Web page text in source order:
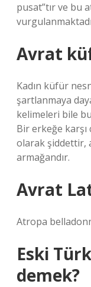
pusat”tır ve bu
Avrat
Kadın küfür
şartlanmaya
kelimeleri bile
Bir erkeğe
olarak şiddettir,
armağandır.
Avrat
Atropa
Eski
demek?